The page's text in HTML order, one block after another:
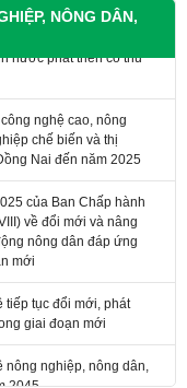
NÔNG DÂN,
tiếp tục đổi mới, hoàn
hiệu quả quản lý và sử
nước phát triển có thu
nghệ cao, nông
chế biến và thị
Nai đến năm 2025
của Ban Chấp hành
về đổi mới và nâng
nông dân đáp ứng
mới
tiếp tục đổi mới, phát
giai đoạn mới
nông nghiệp, nông dân,
2045